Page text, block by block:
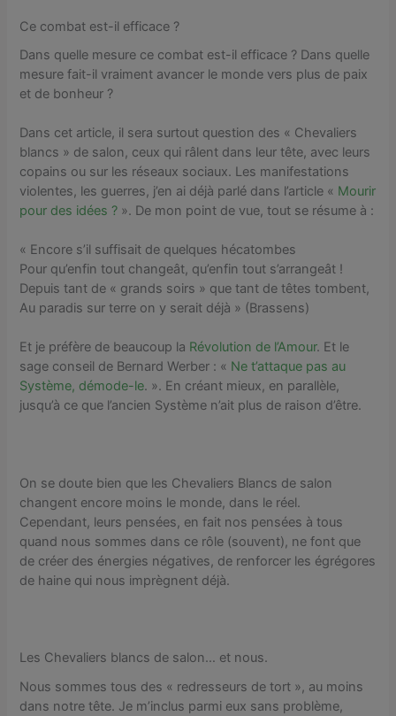
Ce combat est-il efficace ?
Dans quelle mesure ce combat est-il efficace ? Dans quelle
mesure fait-il vraiment avancer le monde vers plus de paix
et de bonheur ?
Dans cet article, il sera surtout question des « Chevaliers
blancs » de salon, ceux qui râlent dans leur tête, avec leurs
copains ou sur les réseaux sociaux. Les manifestations
violentes, les guerres, j’en ai déjà parlé dans l’article « Mourir
pour des idées ? ». De mon point de vue, tout se résume à :
« Encore s’il suffisait de quelques hécatombes
Pour qu’enfin tout changeât, qu’enfin tout s’arrangeât !
Depuis tant de « grands soirs » que tant de têtes tombent,
Au paradis sur terre on y serait déjà » (Brassens)
Et je préfère de beaucoup la Révolution de l’Amour. Et le
sage conseil de Bernard Werber : « Ne t’attaque pas au
Système, démode-le. ». En créant mieux, en parallèle,
jusqu’à ce que l’ancien Système n’ait plus de raison d’être.
On se doute bien que les Chevaliers Blancs de salon
changent encore moins le monde, dans le réel.
Cependant, leurs pensées, en fait nos pensées à tous
quand nous sommes dans ce rôle (souvent), ne font que
de créer des énergies négatives, de renforcer les égrégores
de haine qui nous imprègnent déjà.
Les Chevaliers blancs de salon… et nous.
Nous sommes tous des « redresseurs de tort », au moins
dans notre tête. Je m’inclus parmi eux sans problème,